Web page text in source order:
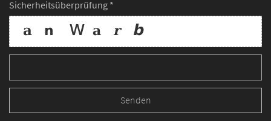
Sicherheitsüberprüfung *